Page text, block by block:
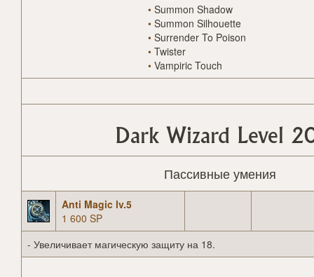
• Summon Shadow
• Summon Silhouette
• Surrender To Poison
• Twister
• Vampiric Touch
Dark Wizard Level
Пассивные умения
Anti Magic lv.5
1 600 SP
- Увеличивает магическую защиту на 18.